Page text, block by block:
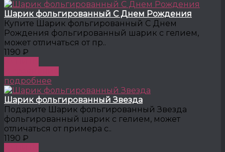
Шарик фольгированный С Днем Рождения
Купите Шарик фольгированный С Днем
Рождения фольгированный шарик с гелием,
может отличаться от пр..
1190 ₽
подробнее
Шарик фольгированный Звезда
Подарите Шарик фольгированный Звезда
фольгированный шарик с гелием, может
отличаться от примера с..
1190 ₽